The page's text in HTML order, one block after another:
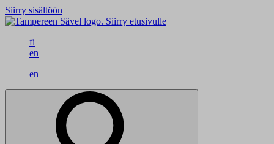
Siirry sisältöön
Siirry etusivulle
fi
en
en